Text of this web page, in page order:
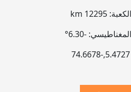
12295 km
المغناطيسي:-6.30°
5.4727
,
-74.6679